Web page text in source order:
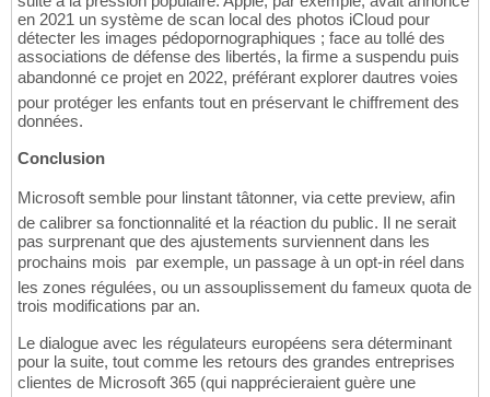
en 2021 un système de scan local des photos iCloud pour
détecter les images pédopornographiques ; face au tollé des
associations de défense des libertés, la firme a suspendu puis
abandonné ce projet en 2022, préférant explorer dautres voies
pour protéger les enfants tout en préservant le chiffrement des
données.
Conclusion
Microsoft semble pour linstant tâtonner, via cette preview, afin
de calibrer sa fonctionnalité et la réaction du public. Il ne serait
pas surprenant que des ajustements surviennent dans les
prochains mois  par exemple, un passage à un opt-in réel dans
les zones régulées, ou un assouplissement du fameux quota de
trois modifications par an.
Le dialogue avec les régulateurs européens sera déterminant
pour la suite, tout comme les retours des grandes entreprises
clientes de Microsoft 365 (qui napprécieraient guère une